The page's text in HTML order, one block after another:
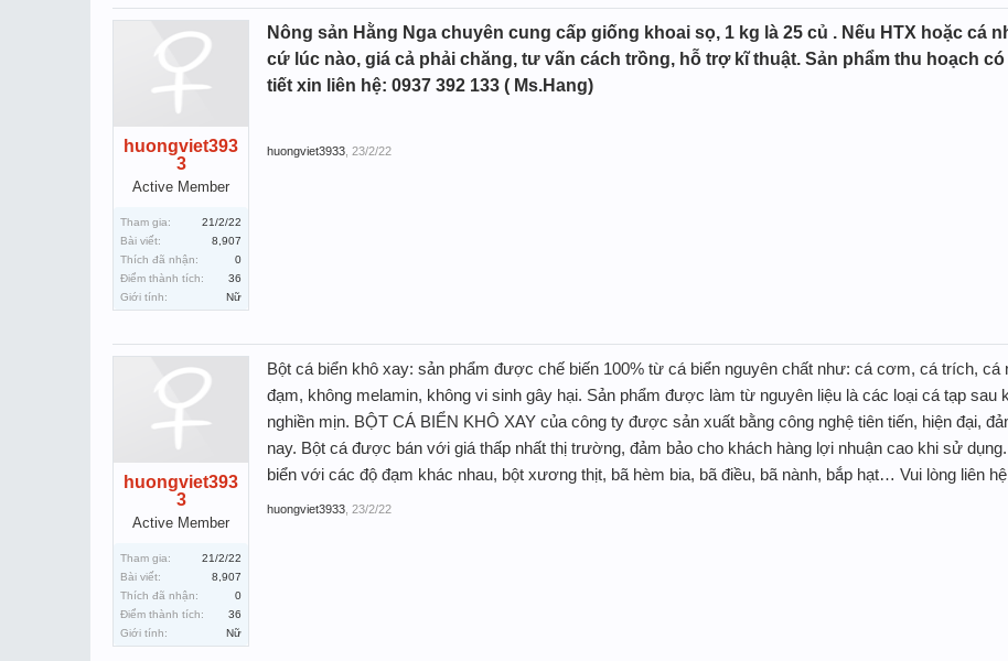
huongviet393
3
Active Member
Tham gia:
21/2/22
Bài viết:
8,907
Thích đã nhận:
0
Điểm thành tích:
36
Giới tính:
Nữ
Nông sản Hằng Nga chuyên cung cấp giống khoai sọ, 1 kg là 25 củ . Nếu HTX hoặc cá
cứ lúc nào, giá cả phải chăng, tư vấn cách trồng, hỗ trợ kĩ thuật. Sản phẩm thu hoạch
tiết xin liên hệ: 0937 392 133 ( Ms.Hang)
huongviet3933 23/2/22
huongviet393
3
Active Member
Tham gia:
21/2/22
Bài viết:
8,907
Thích đã nhận:
0
Điểm thành tích:
36
Giới tính:
Nữ
Bột cá biển khô xay: sản phẩm được chế biến 100% từ cá biển nguyên chất như: cá cơm, cá trích, cá
đạm, không melamin, không vi sinh gây hại. Sản phẩm được làm từ nguyên liệu là các loại cá tạp
nghiền mịn. BỘT CÁ BIỂN KHÔ XAY của công ty được sản xuất bằng công nghệ tiên tiến, hiện đại,
nay. Bột cá được bán với giá thấp nhất thị trường, đảm bảo cho khách hàng lợi nhuận cao khi sử
biển với các độ đạm khác nhau, bột xương thịt, bã hèm bia, bã điều, bã nành, bắp hạt… Vui lòng liên
huongviet3933 23/2/22